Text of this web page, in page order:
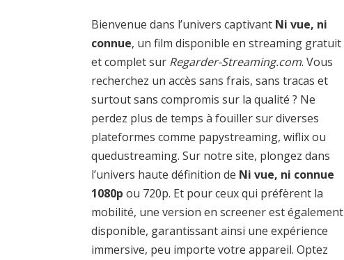
Bienvenue dans l’univers captivant Ni vue, ni
connue, un film disponible en streaming gratuit
et complet sur Regarder-Streaming.com. Vous
recherchez un accès sans frais, sans tracas et
surtout sans compromis sur la qualité ? Ne
perdez plus de temps à fouiller sur diverses
plateformes comme papystreaming, wiflix ou
quedustreaming. Sur notre site, plongez dans
l’univers haute définition de Ni vue, ni connue
1080p ou 720p. Et pour ceux qui préfèrent la
mobilité, une version en screener est également
disponible, garantissant ainsi une expérience
immersive, peu importe votre appareil. Optez